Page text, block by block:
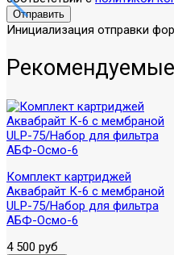
Отправить
Инициализация отправки
Комплект картриджей
Аквабрайт К-6 с мембраной
ULP-75/Набор для фильтра
АБФ-Осмо-6
4 500 руб